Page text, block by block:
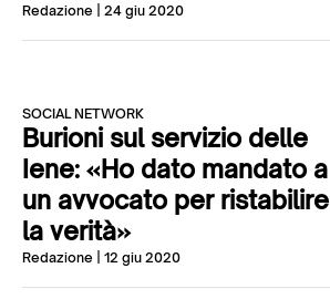
Redazione | 24 giu 2020
SOCIAL NETWORK
Burioni sul servizio delle
Iene: «Ho dato mandato a
un avvocato per ristabilire
la verità»
Redazione | 12 giu 2020